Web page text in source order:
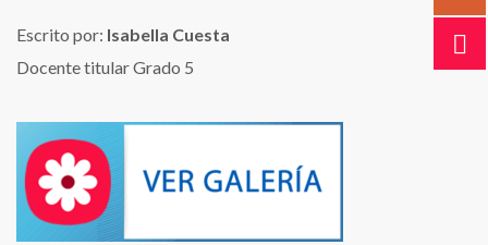
Escrito por: Isabella Cuesta
Docente titular Grado 5